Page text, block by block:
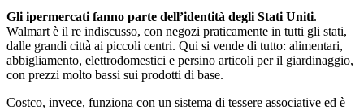
Gli ipermercati fanno parte dell’identità degli Stati Uniti.
Walmart è il re indiscusso, con negozi praticamente in tutti gli stati,
dalle grandi città ai piccoli centri. Qui si vende di tutto: alimentari,
abbigliamento, elettrodomestici e persino articoli per il giardinaggio,
con prezzi molto bassi sui prodotti di base.
Costco, invece, funziona con un sistema di tessere associative ed è